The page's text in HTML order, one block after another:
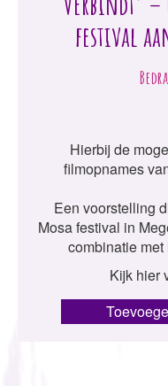
festival
Hierbij de
filmopnames
Een voorstelling
Mosa festival in
combinatie
Kijk hier